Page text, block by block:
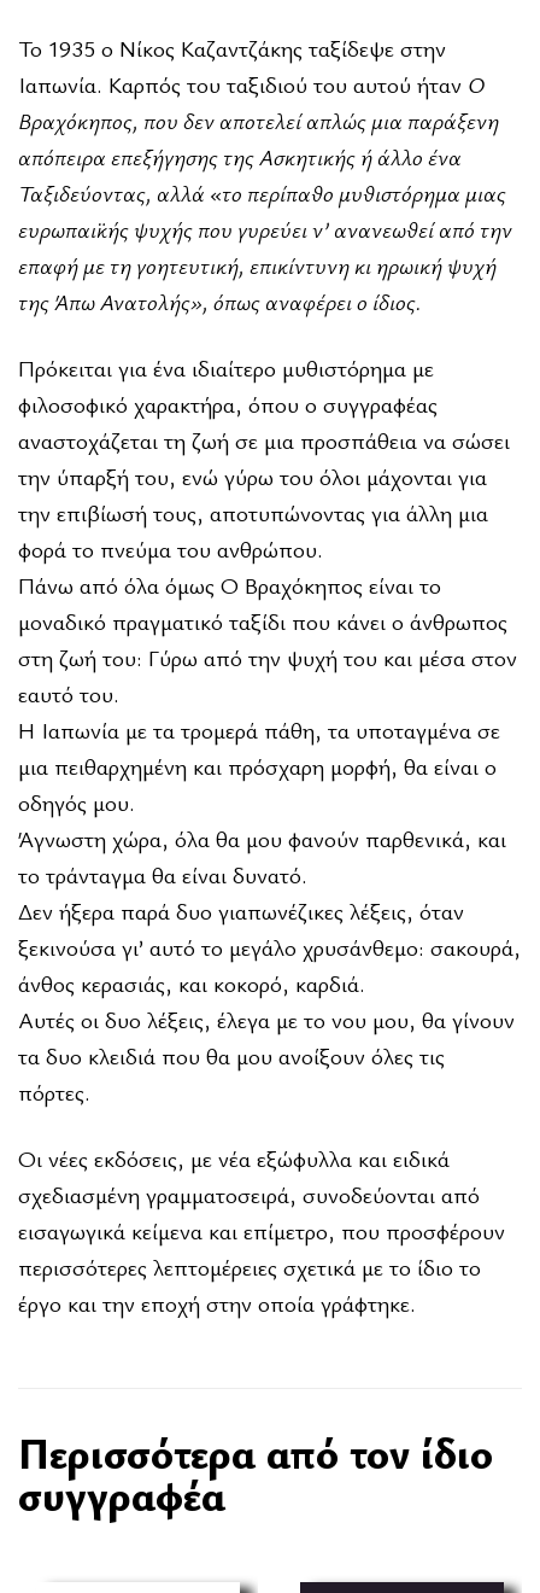
Το 1935 ο Νίκος Καζαντζάκης ταξίδεψε στην
Ιαπωνία. Καρπός του ταξιδιού του αυτού ήταν Ο
Βραχόκηπος, που δεν αποτελεί απλώς μια παράξενη
απόπειρα επεξήγησης της Ασκητικής ή άλλο ένα
Ταξιδεύοντας, αλλά «το περίπαθο μυθιστόρημα μιας
ευρωπαϊκής ψυχής που γυρεύει ν’ ανανεωθεί από την
επαφή με τη γοητευτική, επικίντυνη κι ηρωική ψυχή
της Άπω Ανατολής», όπως αναφέρει ο ίδιος.
Πρόκειται για ένα ιδιαίτερο μυθιστόρημα με
φιλοσοφικό χαρακτήρα, όπου ο συγγραφέας
αναστοχάζεται τη ζωή σε μια προσπάθεια να σώσει
την ύπαρξή του, ενώ γύρω του όλοι μάχονται για
την επιβίωσή τους, αποτυπώνοντας για άλλη μια
φορά το πνεύμα του ανθρώπου.
Πάνω από όλα όμως Ο Βραχόκηπος είναι το
μοναδικό πραγματικό ταξίδι που κάνει ο άνθρωπος
στη ζωή του: Γύρω από την ψυχή του και μέσα στον
εαυτό του.
Η Ιαπωνία με τα τρομερά πάθη, τα υποταγμένα σε
μια πειθαρχημένη και πρόσχαρη μορφή, θα είναι ο
οδηγός μου.
Άγνωστη χώρα, όλα θα μου φανούν παρθενικά, και
το τράνταγμα θα είναι δυνατό.
Δεν ήξερα παρά δυο γιαπωνέζικες λέξεις, όταν
ξεκινούσα γι’ αυτό το μεγάλο χρυσάνθεμο: σακουρά,
άνθος κερασιάς, και κοκορό, καρδιά.
Αυτές οι δυο λέξεις, έλεγα με το νου μου, θα γίνουν
τα δυο κλειδιά που θα μου ανοίξουν όλες τις
πόρτες.
Οι νέες εκδόσεις, με νέα εξώφυλλα και ειδικά
σχεδιασμένη γραμματοσειρά, συνοδεύονται από
εισαγωγικά κείμενα και επίμετρο, που προσφέρουν
περισσότερες λεπτομέρειες σχετικά με το ίδιο το
έργο και την εποχή στην οποία γράφτηκε.
Περισσότερα από τον ίδιο
συγγραφέα